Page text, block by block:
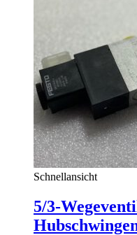
Schnellansicht
5/3-